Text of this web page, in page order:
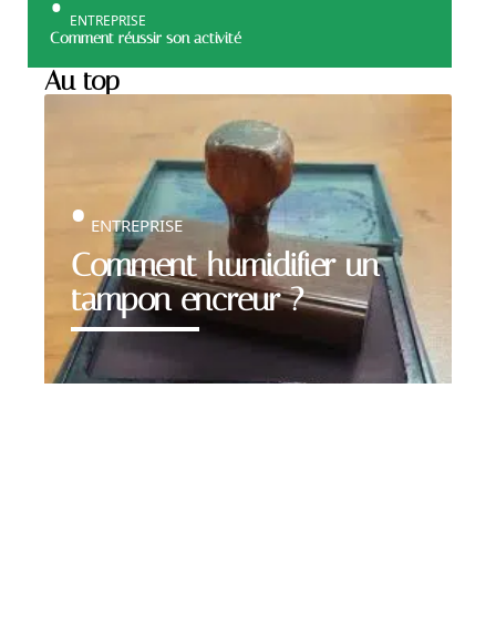
ENTREPRISE
Comment réussir son activité
Au top
Comment humidifier un
tampon encreur ?
ENTREPRISE